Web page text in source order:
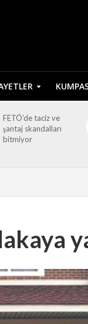
FETÖ’de taciz ve
şantaj skandalları
bitmiyor